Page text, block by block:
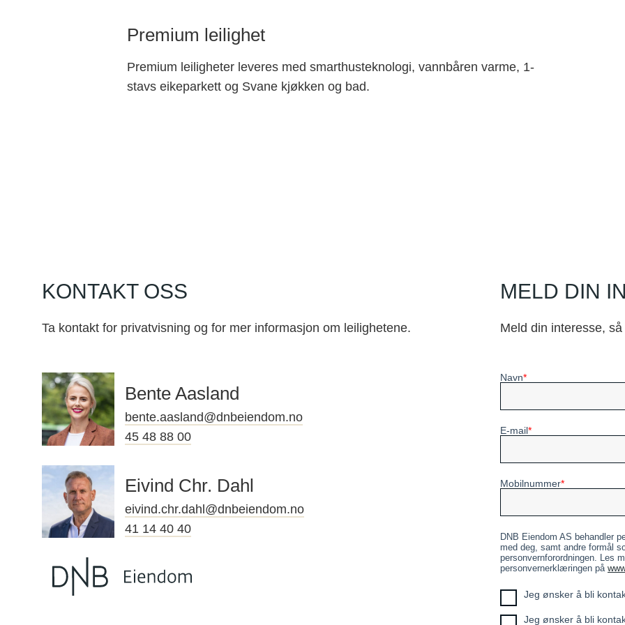
Premium leilighet
Premium leiligheter leveres med smarthusteknologi, vannbåren varme, 1-
stavs eikeparkett og Svane kjøkken og bad.
KONTAKT OSS
Ta kontakt for privatvisning og for mer informasjon om leilighetene.
Bente Aasland
bente.aasland@dnbeiendom.no
45 48 88 00
Eivind Chr. Dahl
eivind.chr.dahl@dnbeiendom.no
41 14 40 40
MELD DIN
Meld din interesse,
Navn
E-mail
Mobilnummer
DNB Eiendom AS behandler
med deg, samt andre formål
personvernforordningen. Les
personvernerklæringen på
Jeg ønsker å bli
Jeg ønsker å bli